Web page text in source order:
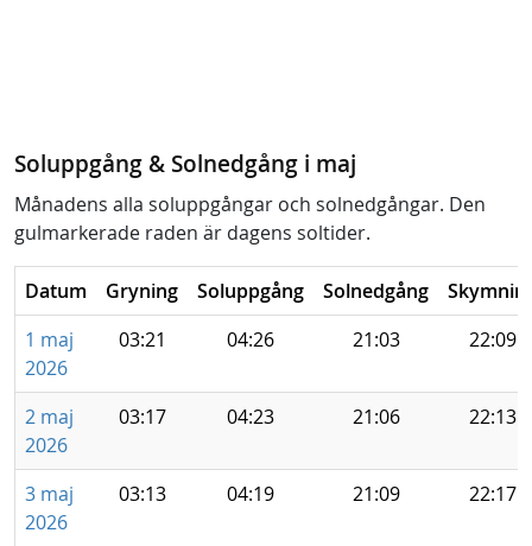
Soluppgång & Solnedgång i maj
Månadens alla soluppgångar och solnedgångar. Den
gulmarkerade raden är dagens soltider.
Datum Gryning Soluppgång Solnedgång
1 maj
2026
03:21 04:26 21:03 22:09
2 maj
2026
03:17 04:23 21:06 22:13
3 maj
2026
03:13 04:19 21:09 22:17